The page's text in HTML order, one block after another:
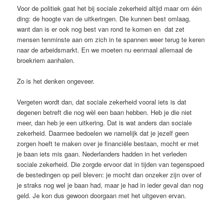
Voor de politiek gaat het bij sociale zekerheid altijd maar om één
ding: de hoogte van de uitkeringen. Die kunnen best omlaag,
want dan is er ook nog best van rond te komen en dat zet
mensen tenminste aan om zich in te spannen weer terug te keren
naar de arbeidsmarkt. En we moeten nu eenmaal allemaal de
broekriem aanhalen.
Zo is het denken ongeveer.
Vergeten wordt dan, dat sociale zekerheid vooral iets is dat
degenen betreft die nog wèl een baan hebben. Heb je die niet
meer, dan heb je een uitkering. Dat is wat anders dan sociale
zekerheid. Daarmee bedoelen we namelijk dat je jezelf geen
zorgen hoeft te maken over je financiële bestaan, mocht er met
je baan iets mis gaan. Nederlanders hadden in het verleden
sociale zekerheid. Die zorgde ervoor dat in tijden van tegenspoed
de bestedingen op peil bleven: je mocht dan onzeker zijn over of
je straks nog wel je baan had, maar je had in ieder geval dan nog
geld. Je kon dus gewoon doorgaan met het uitgeven ervan.